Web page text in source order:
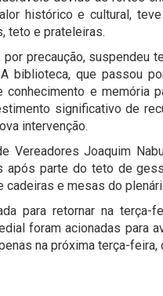
histórico e cultural,
teto e prateleiras.
precaução, suspendeu
biblioteca, que passou
e memória
significativo de
intervenção.
Vereadores Joaquim
após parte do teto de
cadeiras e mesas do
para retornar na
foram acionadas para
na próxima terça-feira,